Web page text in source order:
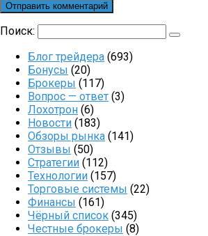
Поиск:
Блог трейдера (693)
Бонусы (20)
Брокеры (117)
Вопрос — ответ (3)
Лохотрон (6)
Новости (183)
Обзоры рынка (141)
Отзывы (50)
Стратегии (112)
Технологии (157)
Торговые системы (22)
Финансы (161)
Чёрный список (345)
Честные брокеры (8)